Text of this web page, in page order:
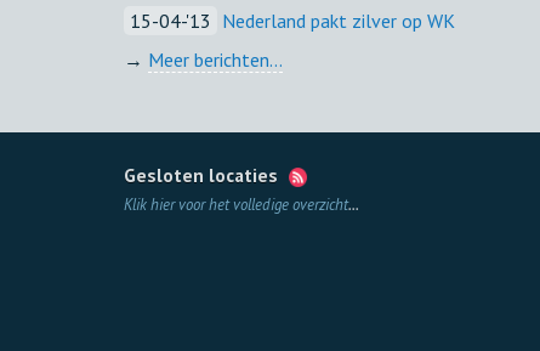
15-04-'13 Nederland pakt zilver op WK
→ Meer berichten...
Gesloten locaties
Klik hier voor het volledige overzicht...